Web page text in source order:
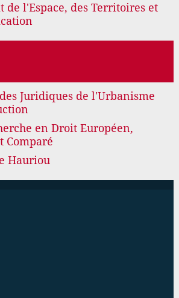
l'Espace, des Territoires et
Juridiques de l'Urbanisme
en Droit Européen,
Comparé
Hauriou